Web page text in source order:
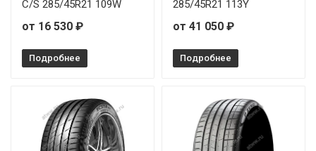
Toyo Proxes Sport 2 305/30R20 103Y
C/S 285/45R21 109W
от 16 530 ₽
Подробнее
285/45R21 113Y
от 41 050 ₽
Подробнее